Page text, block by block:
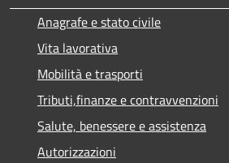
Anagrafe e stato civile
Vita lavorativa
Mobilità e trasporti
Tributi,finanze e contravvenzioni
Salute, benessere e assistenza
Autorizzazioni